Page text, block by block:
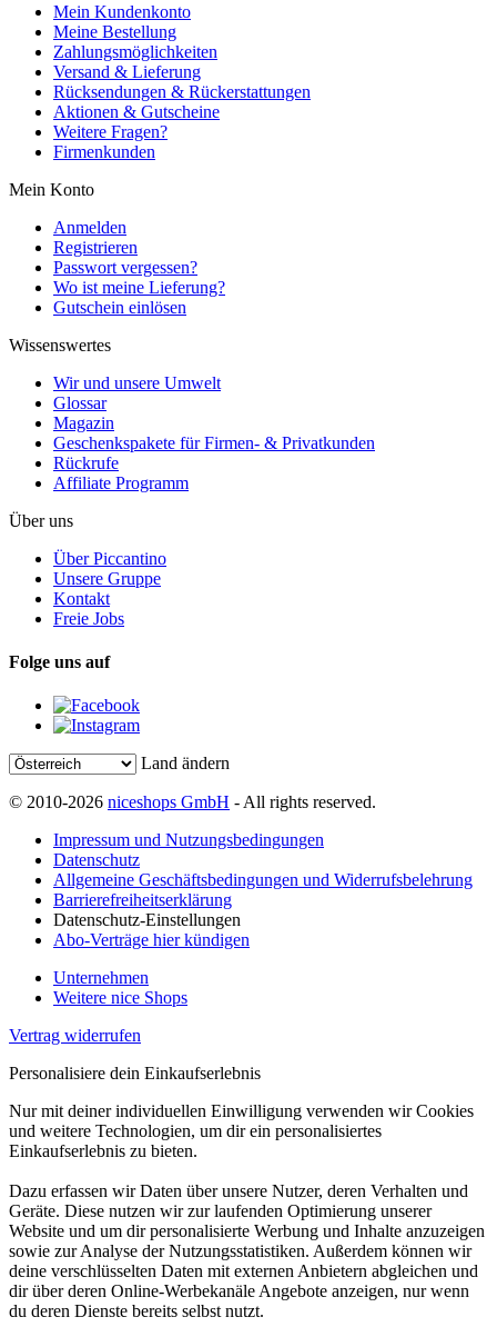
Mein Kundenkonto
Meine Bestellung
Zahlungsmöglichkeiten
Versand & Lieferung
Rücksendungen & Rückerstattungen
Aktionen & Gutscheine
Weitere Fragen?
Firmenkunden
Mein Konto
Anmelden
Registrieren
Passwort vergessen?
Wo ist meine Lieferung?
Gutschein einlösen
Wissenswertes
Wir und unsere Umwelt
Glossar
Magazin
Geschenkspakete für Firmen- & Privatkunden
Rückrufe
Affiliate Programm
Über uns
Über Piccantino
Unsere Gruppe
Kontakt
Freie Jobs
Folge uns auf
Land ändern
© 2010-2026 niceshops GmbH - All rights reserved.
Impressum und Nutzungsbedingungen
Datenschutz
Allgemeine Geschäftsbedingungen und Widerrufsbelehrung
Barrierefreiheitserklärung
Datenschutz-Einstellungen
Abo-Verträge hier kündigen
Unternehmen
Weitere nice Shops
Vertrag widerrufen
Personalisiere dein Einkaufserlebnis
Nur mit deiner individuellen Einwilligung verwenden wir Cookies
und weitere Technologien, um dir ein personalisiertes
Einkaufserlebnis zu bieten.
Dazu erfassen wir Daten über unsere Nutzer, deren Verhalten und
Geräte. Diese nutzen wir zur laufenden Optimierung unserer
Website und um dir personalisierte Werbung und Inhalte anzuzeigen
sowie zur Analyse der Nutzungsstatistiken. Außerdem können wir
deine verschlüsselten Daten mit externen Anbietern abgleichen und
dir über deren Online-Werbekanäle Angebote anzeigen, nur wenn
du deren Dienste bereits selbst nutzt.